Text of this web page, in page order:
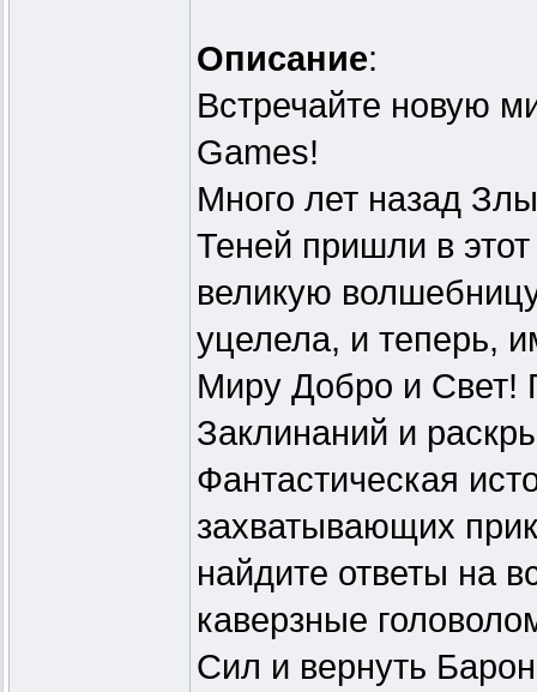
Описание:
Встречайте новую
Games!
Много лет назад
Теней пришли в
великую
уцелела, и теперь,
Миру Добро и Свет!
Заклинаний и
Фантастическая
захватывающих
найдите ответы на
каверзные
Сил и вернуть